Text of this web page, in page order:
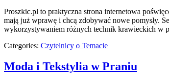
Proszkic.pl to praktyczna strona internetowa
mają już wprawę i chcą zdobywać nowe pomysły.
wykorzystywaniem różnych technik krawieckich w
Categories: Czytelnicy o Temacie
Moda i Tekstylia w Praniu